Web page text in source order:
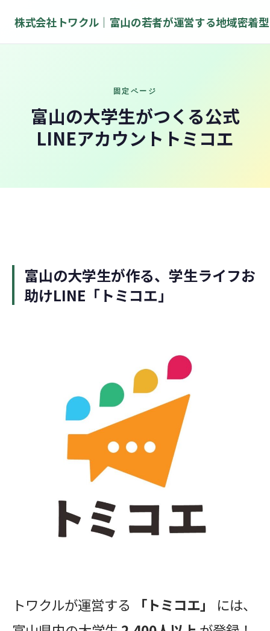
株式会社トワクル｜富山の若者が運営する地域密着
インターンシップ募集
固定ページ
富山の大学生がつくる公式
LINEアカウントトミコエ
富山の大学生が作る、学生ライフお
助けLINE「トミコエ」
トワクルが運営する 「トミコエ」
には、